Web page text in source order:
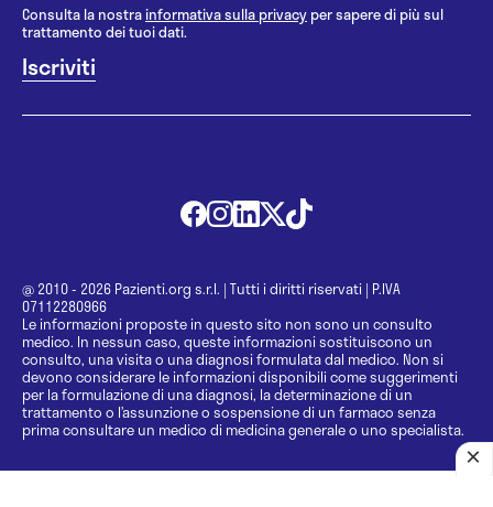
Consulta la nostrainformativa sulla privacy per sapere di più sul
trattamento dei tuoi dati.
@ 2010 - 2026 Pazienti.org s.r.l. | Tutti i diritti riservati | P.IVA
07112280966
Le informazioni proposte in questo sito non sono un consulto
medico. In nessun caso, queste informazioni sostituiscono un
consulto, una visita o una diagnosi formulata dal medico. Non si
devono considerare le informazioni disponibili come suggerimenti
per la formulazione di una diagnosi, la determinazione di un
trattamento o l’assunzione o sospensione di un farmaco senza
prima consultare un medico di medicina generale o uno specialista.